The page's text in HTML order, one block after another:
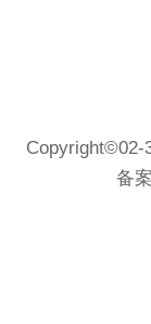
Copyright©02-
备